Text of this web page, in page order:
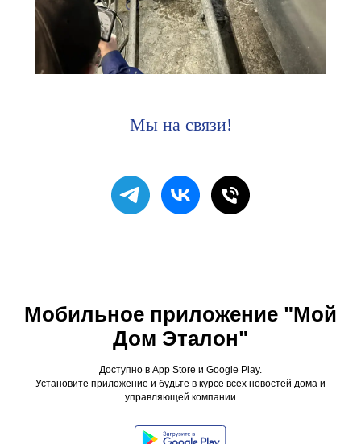
Мы на связи!
Мобильное приложение "Мой
Дом Эталон"
Доступно в App Store и Google Play.
Установите приложение и будьте в курсе всех новостей дома и
управляющей компании